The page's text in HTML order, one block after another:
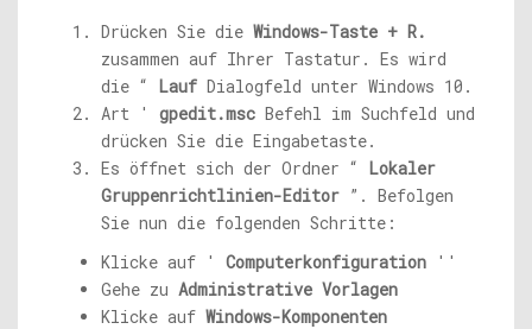
Drücken Sie die Windows-Taste + R.
zusammen auf Ihrer Tastatur. Es wird
die “ Lauf Dialogfeld unter Windows 10.
Art ' gpedit.msc Befehl im Suchfeld und
drücken Sie die Eingabetaste.
Es öffnet sich der Ordner “ Lokaler
Gruppenrichtlinien-Editor ”. Befolgen
Sie nun die folgenden Schritte:
Klicke auf ' Computerkonfiguration ''
Gehe zu Administrative Vorlagen
Klicke auf Windows-Komponenten